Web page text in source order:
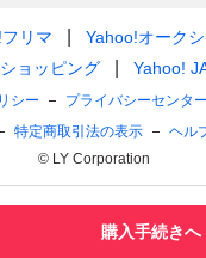
購入手続きへ
リマ
Yahoo!オーク
ョッピング
Yahoo!
シー プライバシーセンター
特定商取引法の表示
ヘル
© LY Corporation